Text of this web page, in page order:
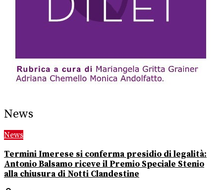
News
News
Termini Imerese si conferma presidio di legalità:
Antonio Balsamo riceve il Premio Speciale Stenio
alla chiusura di Notti Clandestine